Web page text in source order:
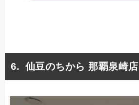
仙豆のちから 那覇泉崎店